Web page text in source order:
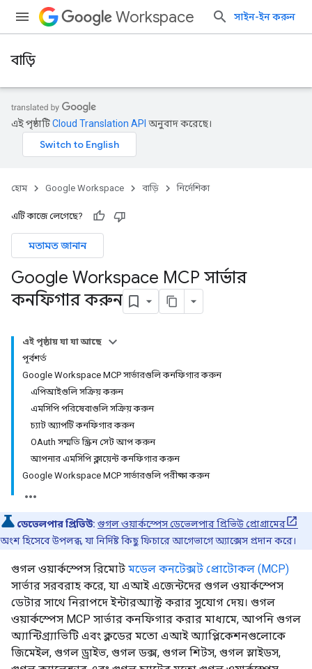
Workspace সাইন-ইন করুন
বাড়ি
এই পৃষ্ঠাটিCloud Translation API অনুবাদ করেছে।
হোম Google Workspace বাড়ি নির্দেশিকা
এটি কাজে লেগেছে?
মতামত জানান
Google Workspace MCP সার্ভার
কনফিগার করুন
এই পৃষ্ঠায় যা যা আছে
পূর্বশর্ত
Google Workspace MCP সার্ভারগুলি কনফিগার করুন
এপিআইগুলি সক্রিয় করুন
এমসিপি পরিষেবাগুলি সক্রিয় করুন
চ্যাট অ্যাপটি কনফিগার করুন
OAuth সম্মতি স্ক্রিন সেট আপ করুন
আপনার এমসিপি ক্লায়েন্ট কনফিগার করুন
Google Workspace MCP সার্ভারগুলি পরীক্ষা করুন
ডেভেলপার প্রিভিউ: গুগল ওয়ার্কস্পেস ডেভেলপার প্রিভিউ প্রোগ্রামের
অংশ হিসেবে উপলব্ধ, যা নির্দিষ্ট কিছু ফিচারে আগেভাগে অ্যাক্সেস প্রদান করে।
গুগল ওয়ার্কস্পেস রিমোট মডেল কনটেক্সট প্রোটোকল (MCP)
সার্ভার সরবরাহ করে, যা এআই এজেন্টদের গুগল ওয়ার্কস্পেস
ডেটার সাথে নিরাপদে ইন্টারঅ্যাক্ট করার সুযোগ দেয়। গুগল
ওয়ার্কস্পেস MCP সার্ভার কনফিগার করার মাধ্যমে, আপনি গুগল
অ্যান্টিগ্র্যাভিটি এবং ক্লডের মতো এআই অ্যাপ্লিকেশনগুলোকে
জিমেইল, গুগল ড্রাইভ, গুগল ডক্স, গুগল শিটস, গুগল স্লাইডস,